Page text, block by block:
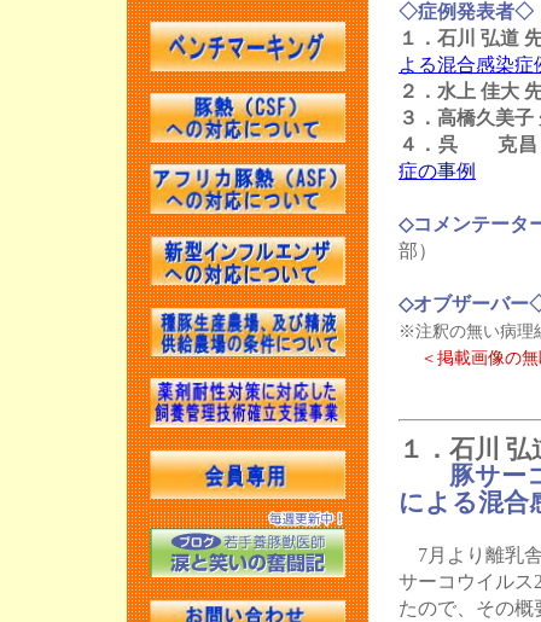
◇症例発表者◇
１．石川 弘道
よる混合感染症
２．水上 佳大
３．高橋久美子
４．呉 克昌
症の事例
◇コメンテータ
部）
◇オブザーバー
※注釈の無い病理
＜掲載画像の
１．石川 弘
豚サー
による混合
7月より離乳
サーコウイルス
たので、その概